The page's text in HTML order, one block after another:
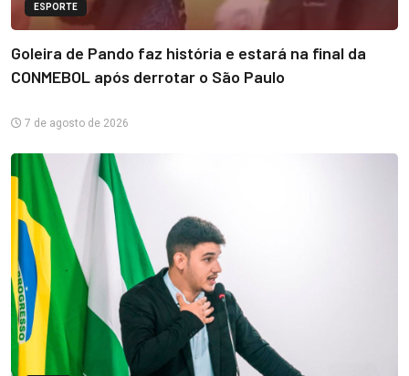
ESPORTE
Goleira de Pando faz história e estará na final da
CONMEBOL após derrotar o São Paulo
7 de agosto de 2026